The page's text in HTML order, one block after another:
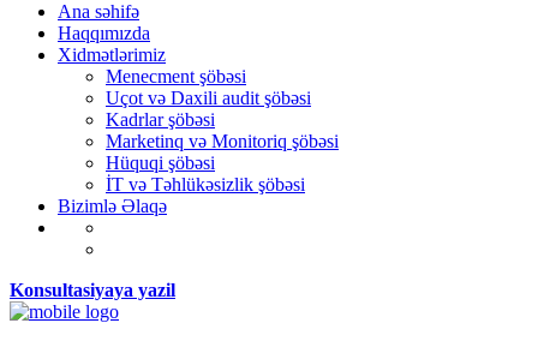
Ana səhifə
Haqqımızda
Xidmətlərimiz
Menecment şöbəsi
Uçot və Daxili audit şöbəsi
Kadrlar şöbəsi
Marketinq və Monitoriq şöbəsi
Hüquqi şöbəsi
İT və Təhlükəsizlik şöbəsi
Bizimlə Əlaqə
Konsultasiyaya yazil